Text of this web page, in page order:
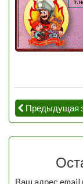
Предыдущая
Ваш адрес email